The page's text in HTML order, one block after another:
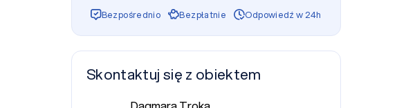
Bezpośrednio Bezpłatnie Odpowiedź w 24h
Skontaktuj się z obiektem